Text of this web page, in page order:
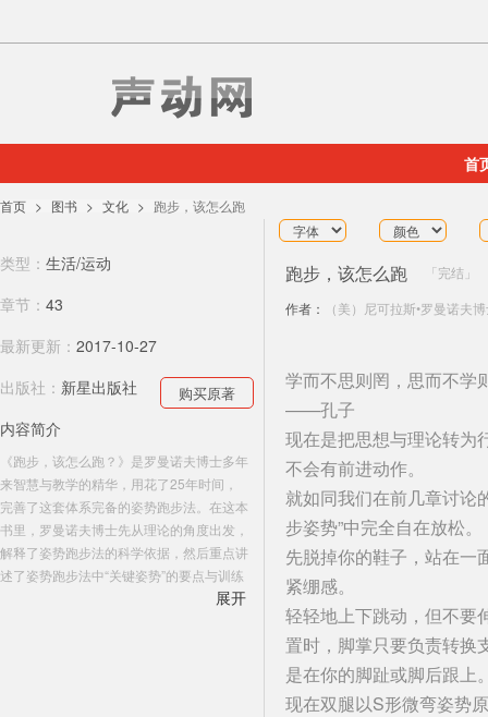
首
首页 图书 文化 跑步，该怎么跑
类型： 生活/运动
章节： 43
最新更新： 2017-10-27
出版社： 新星出版社 购买原著
内容简介
《跑步，该怎么跑？》是罗曼诺夫博士多年
来智慧与教学的精华，用花了25年时间，
完善了这套体系完备的姿势跑步法。在这本
书里，罗曼诺夫博士先从理论的角度出发，
解释了姿势跑步法的科学依据，然后重点讲
述了姿势跑步法中“关键姿势”的要点与训练
方法。 为了确保锻炼者能正确掌握姿势跑
展开
跑步，该怎么跑
完结
作者：
（美）尼可拉斯•罗曼诺夫
学而不思则罔，思而不学
——孔子
现在是把思想与理论转为
不会有前进动作。
就如同我们在前几章讨论
步姿势”中完全自在放松。
先脱掉你的鞋子，站在一
紧绷感。
轻轻地上下跳动，但不要
置时，脚掌只要负责转换
是在你的脚趾或脚后跟上
现在双腿以S形微弯姿势